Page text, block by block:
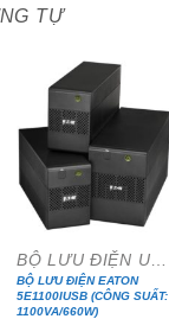
TỰ
BỘ LƯU ĐIỆN UPS
BỘ LƯU ĐIỆN EATON
5E1100IUSB (CÔNG SUẤT:
1100VA/660W)